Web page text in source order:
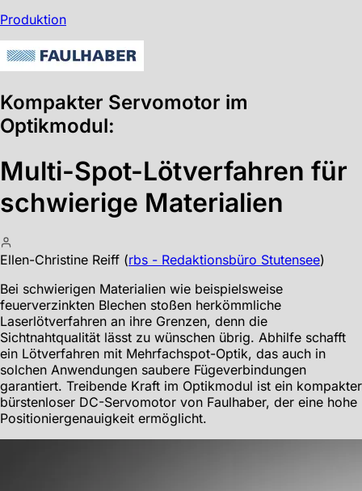
Produktion
Kompakter Servomotor im
Optikmodul:
Multi-Spot-Lötverfahren für
schwierige Materialien
Ellen-Christine Reiff (rbs - Redaktionsbüro Stutensee)
Bei schwierigen Materialien wie beispielsweise
feuerverzinkten Blechen stoßen herkömmliche
Laserlötverfahren an ihre Grenzen, denn die
Sichtnahtqualität lässt zu wünschen übrig. Abhilfe schafft
ein Lötverfahren mit Mehrfachspot-Optik, das auch in
solchen Anwendungen saubere Fügeverbindungen
garantiert. Treibende Kraft im Optikmodul ist ein kompakter
bürstenloser DC-Servomotor von Faulhaber, der eine hohe
Positioniergenauigkeit ermöglicht.